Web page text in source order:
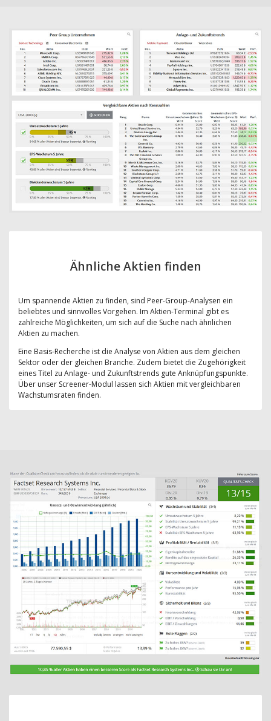
Ähnliche Aktien finden
Um spannende Aktien zu finden, sind Peer-Group-Analysen ein
beliebtes und sinnvolles Vorgehen. Im Aktien-Terminal gibt es
zahlreiche Möglichkeiten, um sich auf die Suche nach ähnlichen
Aktien zu machen.
Eine Basis-Recherche ist die Analyse von Aktien aus dem gleichen
Sektor oder der gleichen Branche. Zudem bietet die Zugehörigkeit
eines Titel zu Anlage- und Zukunftstrends gute Anknüpfungspunkte.
Über unser Screener-Modul lassen sich Aktien mit vergleichbaren
Wachstumsraten finden.